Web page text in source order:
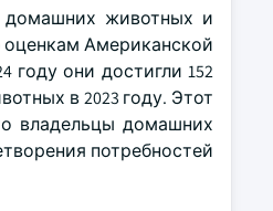
домашних животных и
Американской
они достигли 152
в 2023 году. Этот
владельцы домашних
потребностей